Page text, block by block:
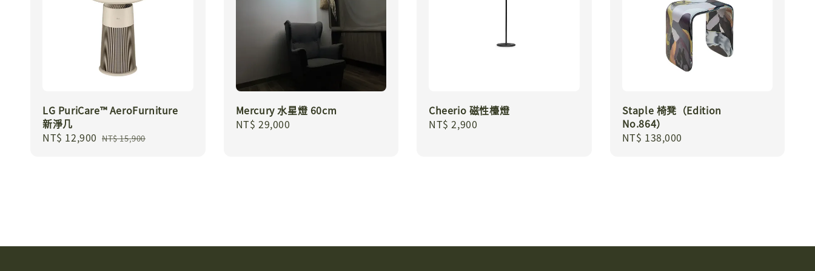
LG PuriCare™ AeroFurniture
新淨几
Sale
NT$ 12,900 Regular
NT$ 15,900
Mercury 水星燈 60cm
Regular
NT$ 29,000
Cheerio 磁性檯燈
Regular
NT$ 2,900
Staple 椅凳（Edition
No.864）
Regular
NT$ 138,000